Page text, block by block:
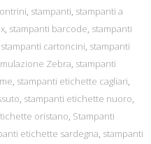
, stampanti, stampanti a
, stampanti barcode, stampanti
stampanti cartoncini, stampanti
Zebra, stampanti
, stampanti etichette cagliari,
, stampanti etichette nuoro,
oristano, Stampanti
etichette sardegna, stampanti